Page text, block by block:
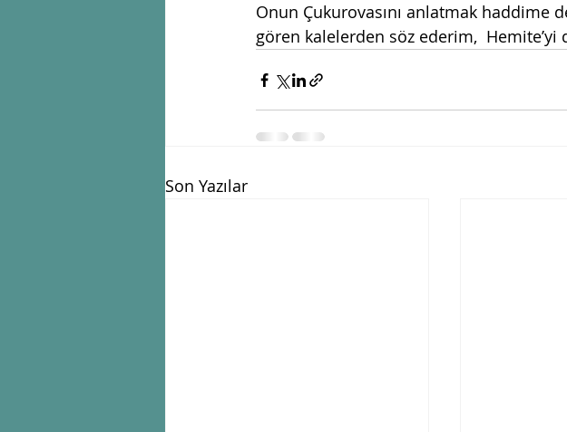
Onun Çukurovasını anlatmak haddime
gören kalelerden söz ederim,  Hemite’yi
Son Yazılar